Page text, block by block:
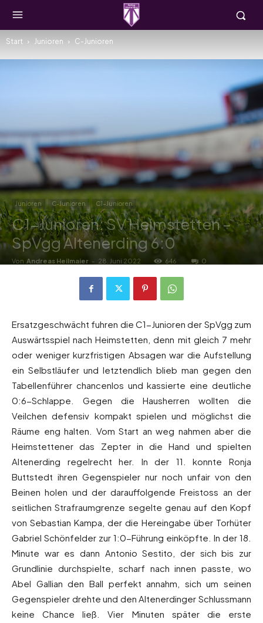
Start Junioren C-Junioren
Junioren C-Junioren C1-Junioren
C1-Junioren: SV Heimstetten –
SpVgg Altenerding 6:0
Von Andreas Heilmaier - 28. Juni 2022 646 0
Ersatzgeschwächt fuhren die C1-Junioren der SpVgg zum
Auswärtsspiel nach Heimstetten, denn mit gleich 7 mehr
oder weniger kurzfristigen Absagen war die Aufstellung
ein Selbstläufer und letztendlich blieb man gegen den
Tabellenführer chancenlos und kassierte eine deutliche
0:6-Schlappe. Gegen die Hausherren wollten die
Veilchen defensiv kompakt spielen und möglichst die
Räume eng halten. Vom Start an weg nahmen aber die
Heimstettener das Zepter in die Hand und spielten
Altenerding regelrecht her. In der 11. konnte Ronja
Buttstedt ihren Gegenspieler nur noch unfair von den
Beinen holen und der darauffolgende Freistoss an der
seitlichen Strafraumgrenze segelte genau auf den Kopf
von Sebastian Kampa, der die Hereingabe über Torhüter
Gabriel Schönfelder zur 1:0-Führung einköpfte. In der 18.
Minute war es dann Antonio Sestito, der sich bis zur
Grundlinie durchspielte, scharf nach innen passte, wo
Abel Gallian den Ball perfekt annahm, sich um seinen
Gegenspieler drehte und den Altenerdinger Schlussmann
keine Chance ließ. Vier Minuten später die erste